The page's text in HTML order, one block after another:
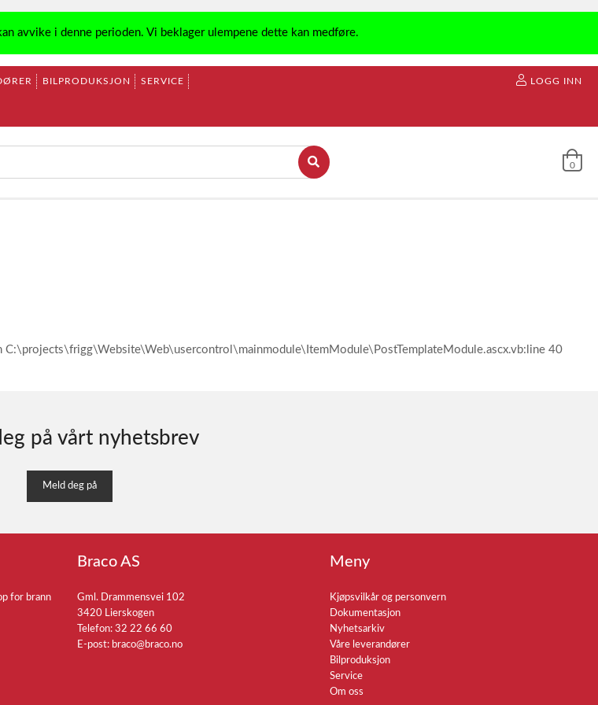
avvike i denne perioden. Vi beklager ulempene dette kan medføre.
BILPRODUKSJON
SERVICE
LOGG INN
0
C:\projects\frigg\Website\Web\usercontrol\mainmodule\ItemModule\PostTemplateModule.ascx.vb:line 40
på vårt nyhetsbrev
Meld deg på
for brann
Braco AS
Gml. Drammensvei 102
3420 Lierskogen
Telefon: 32 22 66 60
E-post: braco@braco.no
Meny
Kjøpsvilkår og personvern
Dokumentasjon
Nyhetsarkiv
Våre leverandører
Bilproduksjon
Service
Om oss